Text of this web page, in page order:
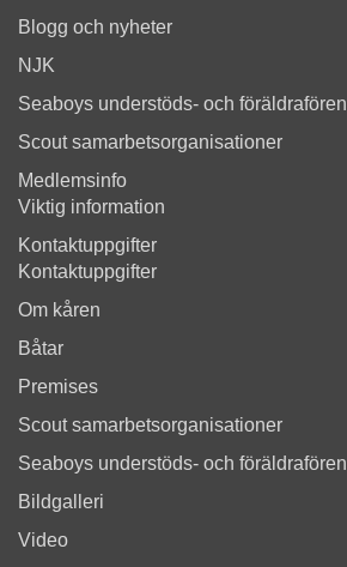
Blogg och nyheter
NJK
Seaboys understöds- och
Scout samarbetsorganisationer
Medlemsinfo
Viktig information
Kontaktuppgifter
Kontaktuppgifter
Om kåren
Båtar
Premises
Scout samarbetsorganisationer
Seaboys understöds- och
Bildgalleri
Video